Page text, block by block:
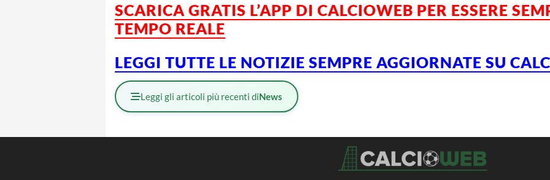
SCARICA GRATIS L’APP DI CALCIOWEB PER ESSERE
TEMPO REALE
LEGGI TUTTE LE NOTIZIE SEMPRE AGGIORNATE SU
Leggi gli articoli più recenti diNews